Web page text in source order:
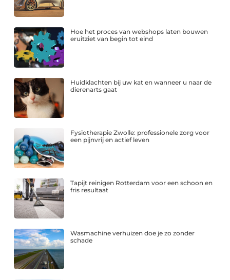
Hoe het proces van webshops laten bouwen
eruitziet van begin tot eind
Huidklachten bij uw kat en wanneer u naar de
dierenarts gaat
Fysiotherapie Zwolle: professionele zorg voor
een pijnvrij en actief leven
Tapijt reinigen Rotterdam voor een schoon en
fris resultaat
Wasmachine verhuizen doe je zo zonder
schade